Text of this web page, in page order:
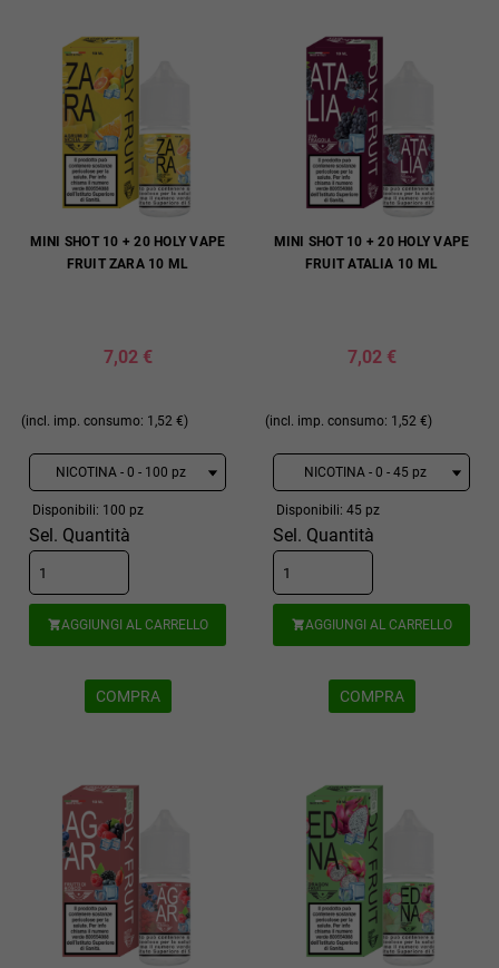
MINI SHOT 10 + 20 HOLY VAPE
FRUIT ZARA 10 ML
7,02 €
(incl. imp. consumo: 1,52 €)
Disponibili: 100 pz
Sel. Quantità
AGGIUNGI AL CARRELLO
COMPRA
MINI SHOT 10 + 20 HOLY VAPE
FRUIT ATALIA 10 ML
7,02 €
(incl. imp. consumo: 1,52 €)
Disponibili: 45 pz
Sel. Quantità
AGGIUNGI AL CARRELLO
COMPRA